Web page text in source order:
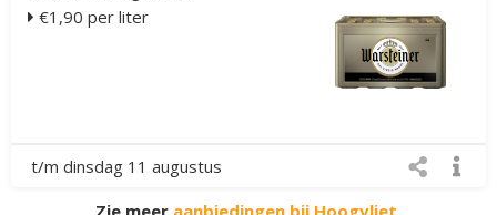
€1,90 per liter
t/m dinsdag 11 augustus